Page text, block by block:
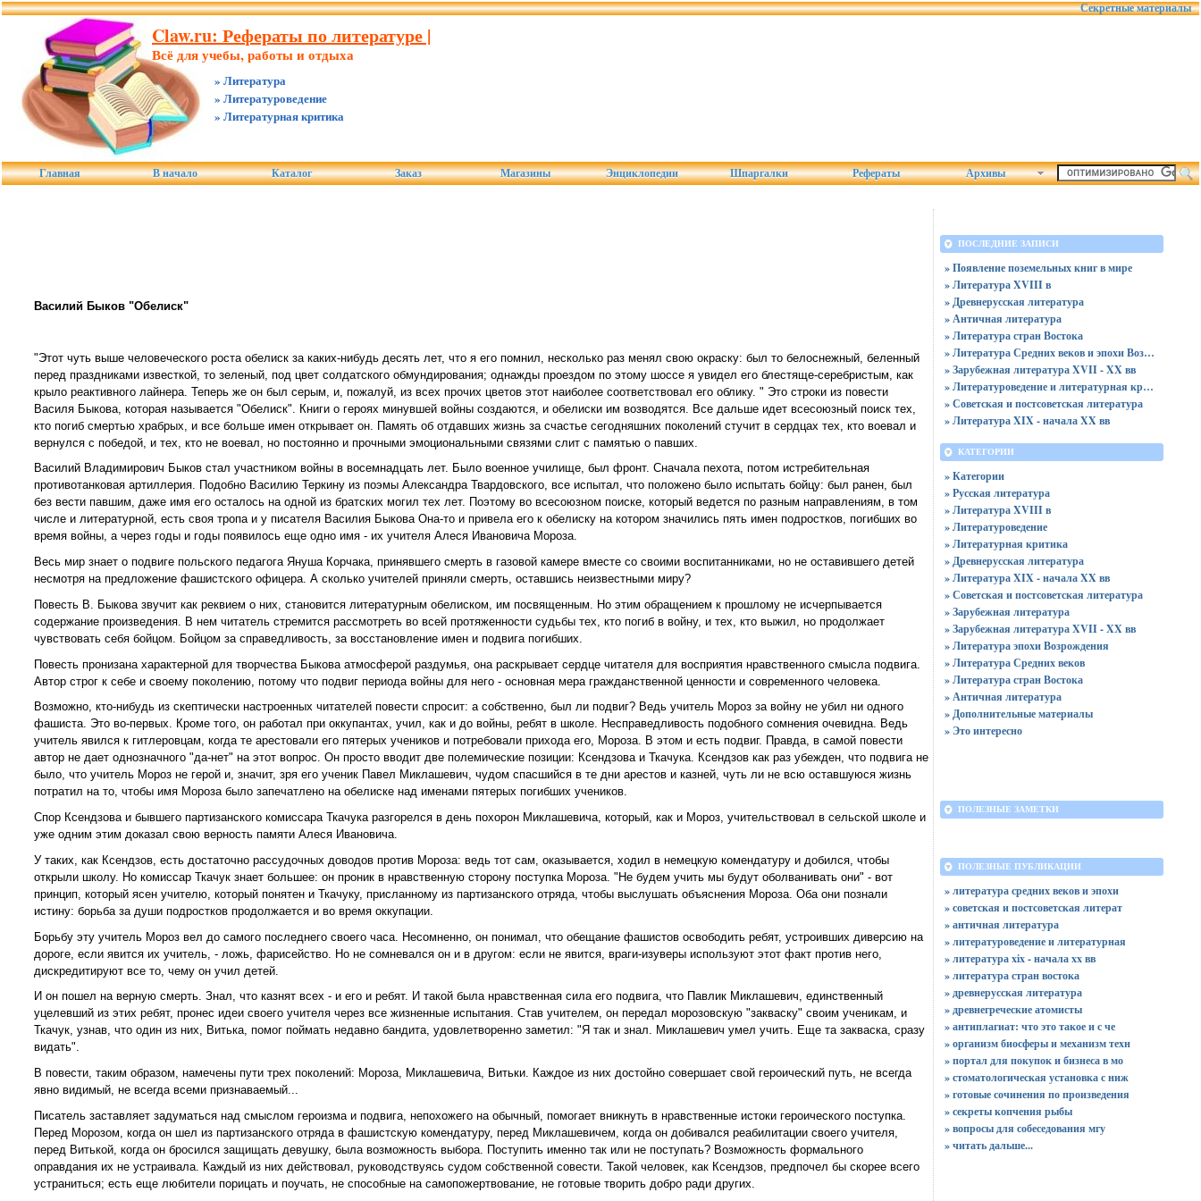
Секретные материалы
Claw.ru: Рефераты по литературе |
Всё для учебы, работы и отдыха
» Литература
» Литературоведение
» Литературная критика
Главная В начало Каталог Заказ Магазины Энциклопедии Шпаргалки Рефераты Архивы
Василий Быков "Обелиск"
"Этот чуть выше человеческого роста обелиск за каких-нибудь десять лет, что я его помнил, несколько раз менял свою окраску: был то белоснежный, беленный
перед праздниками известкой, то зеленый, под цвет солдатского обмундирования; однажды проездом по этому шоссе я увидел его блестяще-серебристым, как
крыло реактивного лайнера. Теперь же он был серым, и, пожалуй, из всех прочих цветов этот наиболее соответствовал его облику. " Это строки из повести
Василя Быкова, которая называется "Обелиск". Книги о героях минувшей войны создаются, и обелиски им возводятся. Все дальше идет всесоюзный поиск тех,
кто погиб смертью храбрых, и все больше имен открывает он. Память об отдавших жизнь за счастье сегодняшних поколений стучит в сердцах тех, кто воевал и
вернулся с победой, и тех, кто не воевал, но постоянно и прочными эмоциональными связями слит с памятью о павших.
Василий Владимирович Быков стал участником войны в восемнадцать лет. Было военное училище, был фронт. Сначала пехота, потом истребительная
противотанковая артиллерия. Подобно Василию Теркину из поэмы Александра Твардовского, все испытал, что положено было испытать бойцу: был ранен, был
без вести павшим, даже имя его осталось на одной из братских могил тех лет. Поэтому во всесоюзном поиске, который ведется по разным направлениям, в том
числе и литературной, есть своя тропа и у писателя Василия Быкова Она-то и привела его к обелиску на котором значились пять имен подростков, погибших во
время войны, а через годы и годы появилось еще одно имя - их учителя Алеся Ивановича Мороза.
Весь мир знает о подвиге польского педагога Януша Корчака, принявшего смерть в газовой камере вместе со своими воспитанниками, но не оставившего детей
несмотря на предложение фашистского офицера. А сколько учителей приняли смерть, оставшись неизвестными миру?
Повесть В. Быкова звучит как реквием о них, становится литературным обелиском, им посвященным. Но этим обращением к прошлому не исчерпывается
содержание произведения. В нем читатель стремится рассмотреть во всей протяженности судьбы тех, кто погиб в войну, и тех, кто выжил, но продолжает
чувствовать себя бойцом. Бойцом за справедливость, за восстановление имен и подвига погибших.
Повесть пронизана характерной для творчества Быкова атмосферой раздумья, она раскрывает сердце читателя для восприятия нравственного смысла подвига.
Автор строг к себе и своему поколению, потому что подвиг периода войны для него - основная мера гражданственной ценности и современного человека.
Возможно, кто-нибудь из скептически настроенных читателей повести спросит: а собственно, был ли подвиг? Ведь учитель Мороз за войну не убил ни одного
фашиста. Это во-первых. Кроме того, он работал при оккупантах, учил, как и до войны, ребят в школе. Несправедливость подобного сомнения очевидна. Ведь
учитель явился к гитлеровцам, когда те арестовали его пятерых учеников и потребовали прихода его, Мороза. В этом и есть подвиг. Правда, в самой повести
автор не дает однозначного "да-нет" на этот вопрос. Он просто вводит две полемические позиции: Ксендзова и Ткачука. Ксендзов как раз убежден, что подвига не
было, что учитель Мороз не герой и, значит, зря его ученик Павел Миклашевич, чудом спасшийся в те дни арестов и казней, чуть ли не всю оставшуюся жизнь
потратил на то, чтобы имя Мороза было запечатлено на обелиске над именами пятерых погибших учеников.
Спор Ксендзова и бывшего партизанского комиссара Ткачука разгорелся в день похорон Миклашевича, который, как и Мороз, учительствовал в сельской школе и
уже одним этим доказал свою верность памяти Алеся Ивановича.
У таких, как Ксендзов, есть достаточно рассудочных доводов против Мороза: ведь тот сам, оказывается, ходил в немецкую комендатуру и добился, чтобы
открыли школу. Но комиссар Ткачук знает большее: он проник в нравственную сторону поступка Мороза. "Не будем учить мы будут оболванивать они" - вот
принцип, который ясен учителю, который понятен и Ткачуку, присланному из партизанского отряда, чтобы выслушать объяснения Мороза. Оба они познали
истину: борьба за души подростков продолжается и во время оккупации.
Борьбу эту учитель Мороз вел до самого последнего своего часа. Несомненно, он понимал, что обещание фашистов освободить ребят, устроивших диверсию на
дороге, если явится их учитель, - ложь, фарисейство. Но не сомневался он и в другом: если не явится, враги-изуверы используют этот факт против него,
дискредитируют все то, чему он учил детей.
И он пошел на верную смерть. Знал, что казнят всех - и его и ребят. И такой была нравственная сила его подвига, что Павлик Миклашевич, единственный
уцелевший из этих ребят, пронес идеи своего учителя через все жизненные испытания. Став учителем, он передал морозовскую "закваску" своим ученикам, и
Ткачук, узнав, что один из них, Витька, помог поймать недавно бандита, удовлетворенно заметил: "Я так и знал. Миклашевич умел учить. Еще та закваска, сразу
видать".
В повести, таким образом, намечены пути трех поколений: Мороза, Миклашевича, Витьки. Каждое из них достойно совершает свой героический путь, не всегда
явно видимый, не всегда всеми признаваемый...
Писатель заставляет задуматься над смыслом героизма и подвига, непохожего на обычный, помогает вникнуть в нравственные истоки героического поступка.
Перед Морозом, когда он шел из партизанского отряда в фашистскую комендатуру, перед Миклашевичем, когда он добивался реабилитации своего учителя,
перед Витькой, когда он бросился защищать девушку, была возможность выбора. Поступить именно так или не поступать? Возможность формального
оправдания их не устраивала. Каждый из них действовал, руководствуясь судом собственной совести. Такой человек, как Ксендзов, предпочел бы скорее всего
устраниться; есть еще любители порицать и поучать, не способные на самопожертвование, не готовые творить добро ради других.
ПОСЛЕДНИЕ ЗАПИСИ
» Появление поземельных книг в мире
» Литература XVIII в
» Древнерусская литература
» Античная литература
» Литература стран Востока
» Литература Средних веков и эпохи Возрождения
» Зарубежная литература XVII - XX вв
» Литературоведение и литературная критика
» Советская и постсоветская литература
» Литература XIX - начала XX вв
КАТЕГОРИИ
» Категории
» Русская литература
» Литература XVIII в
» Литературоведение
» Литературная критика
» Древнерусская литература
» Литература XIX - начала XX вв
» Советская и постсоветская литература
» Зарубежная литература
» Зарубежная литература XVII - XX вв
» Литература эпохи Возрождения
» Литература Средних веков
» Литература стран Востока
» Античная литература
» Дополнительные материалы
» Это интересно
ПОЛЕЗНЫЕ ЗАМЕТКИ
ПОЛЕЗНЫЕ ПУБЛИКАЦИИ
» литература средних веков и эпохи
» советская и постсоветская литерат
» античная литература
» литературоведение и литературная
» литература xix - начала xx вв
» литература стран востока
» древнерусская литература
» древнегреческие атомисты
» антиплагиат: что это такое и с че
» организм биосферы и механизм техн
» портал для покупок и бизнеса в мо
» стоматологическая установка с ниж
» готовые сочинения по произведения
» секреты копчения рыбы
» вопросы для собеседования мгу
»читать дальше...